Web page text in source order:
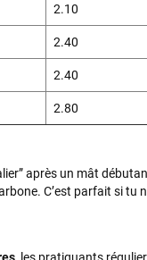
2.10
2.40
2.40
2.80
après un mât
C’est parfait si